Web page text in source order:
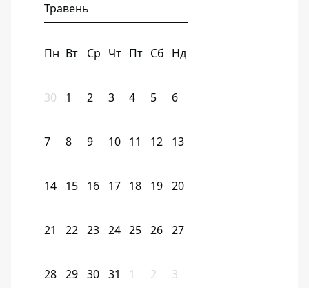
Травень
Пн Вт Ср Чт Пт Сб Нд
30 1 2 3 4 5 6
7 8 9 10 11 12 13
14 15 16 17 18 19 20
21 22 23 24 25 26 27
28 29 30 31 1 2 3